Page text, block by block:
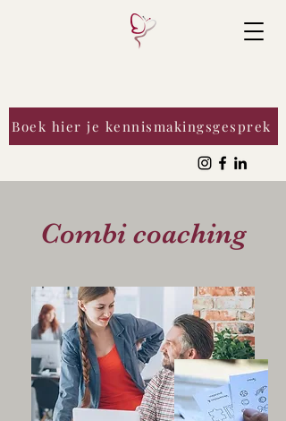
Boek hier je kennismakingsgesprek
Combi coaching